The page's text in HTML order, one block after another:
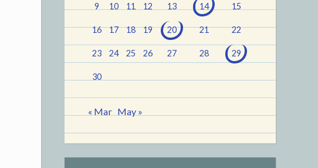
9 10 11 12 13 14 15
16 17 18 19 20 21 22
23 24 25 26 27 28 29
30
« Mar May »